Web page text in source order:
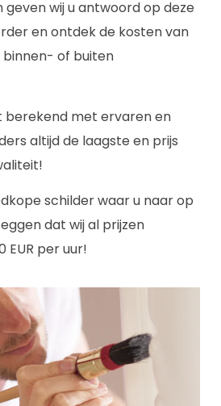
geven wij u antwoord op deze
en ontdek de kosten van
binnen- of buiten
berekend met ervaren en
altijd de laagste en prijs
schilder waar u naar op
dat wij al prijzen
EUR per uur!